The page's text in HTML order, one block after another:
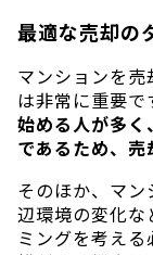
最適な売却の
マンションを
は非常に重要で
始める人が多く
であるため、売
そのほか、マ
辺環境の変化な
ミングを考え